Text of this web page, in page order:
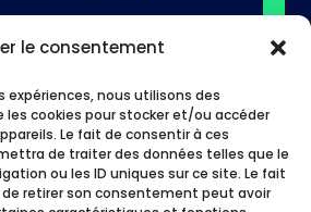
le consentement
expériences, nous utilisons des
cookies pour stocker et/ou accéder
Le fait de consentir à ces
de traiter des données telles que le
ou les ID uniques sur ce site. Le fait
retirer son consentement peut avoir
S'abonner